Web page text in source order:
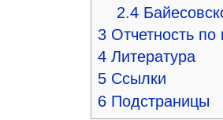
2.4
3 Отчетность по
4 Литература
5 Ссылки
6 Подстраницы